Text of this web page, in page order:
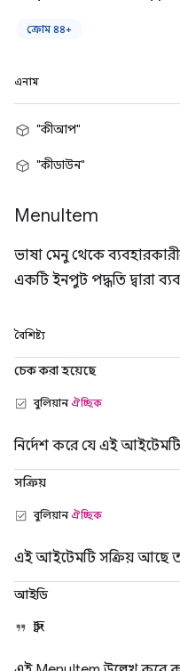
ক্রোম ৪৪+
এনাম
"কীআপ"
"কীডাউন"
MenuItem
ভাষা মেনু থেকে
একটি ইনপুট পদ্ধতি দ্বারা
বৈশিষ্ট্য
চেক করা হয়েছে
বুলিয়ানঐচ্ছিক
নির্দেশ করে যে এই
সক্রিয়
বুলিয়ানঐচ্ছিক
এই আইটেমটি সক্রিয় আছে তা
আইডি
স্ট্রিং